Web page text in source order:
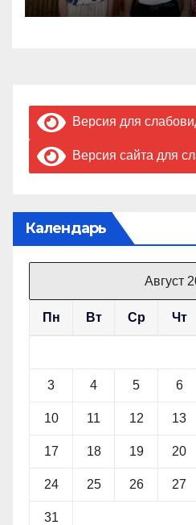
Версия для
Версия сайта для
Календарь
Август
Пн Вт Ср Чт
3 4 5 6
10 11 12 13
17 18 19 20
24 25 26 27
31